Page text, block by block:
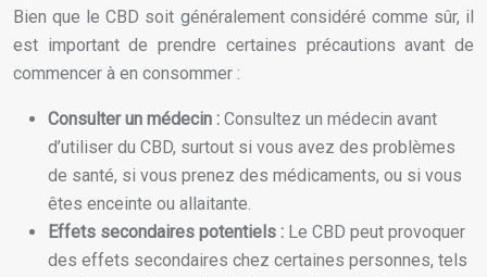
Bien que le CBD soit généralement considéré comme sûr, il
est important de prendre certaines précautions avant de
commencer à en consommer :
Consulter un médecin : Consultez un médecin avant
d’utiliser du CBD, surtout si vous avez des problèmes
de santé, si vous prenez des médicaments, ou si vous
êtes enceinte ou allaitante.
Effets secondaires potentiels : Le CBD peut provoquer
des effets secondaires chez certaines personnes, tels